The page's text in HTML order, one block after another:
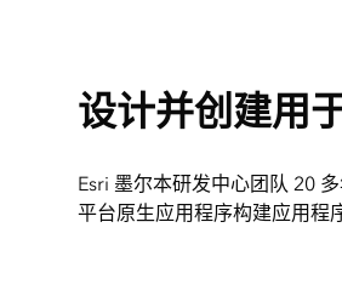
设计并创建用
Esri 墨尔本研发中心团队 20
平台原生应用程序构建应用程